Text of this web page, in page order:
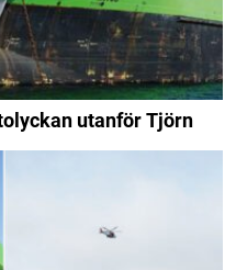
utanför Tjörn